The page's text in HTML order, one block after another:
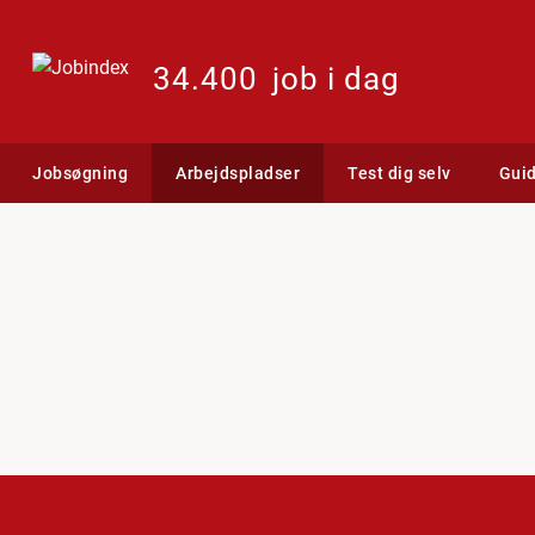
34.400 job i dag
Jobsøgning Arbejdspladser Test dig selv